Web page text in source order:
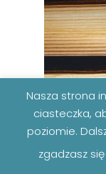
Nasza strona
ciasteczka,
poziomie.
zgadzasz